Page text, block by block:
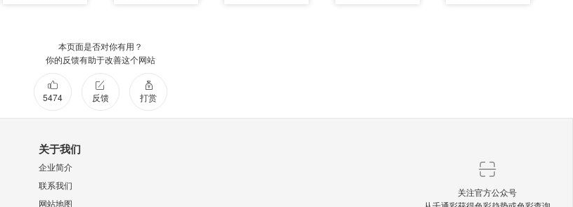
本页面是否对你有用？
你的反馈有助于改善这个网站
5474 反馈 打赏
关于我们
企业简介
联系我们
网站地图
关注官方公众号